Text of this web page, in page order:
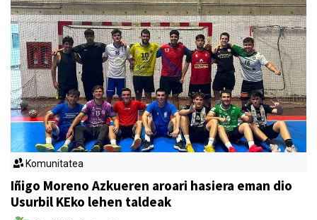
Komunitatea
Iñigo Moreno Azkueren aroari hasiera eman dio
Usurbil KEko lehen taldeak